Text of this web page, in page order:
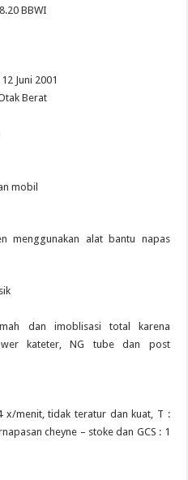
BBWI
Juni 2001
Berat
mobil
menggunakan alat bantu napas
dan imoblisasi total karena
kateter, NG tube dan post
x/menit, tidak teratur dan kuat, T :
cheyne – stoke dan GCS : 1